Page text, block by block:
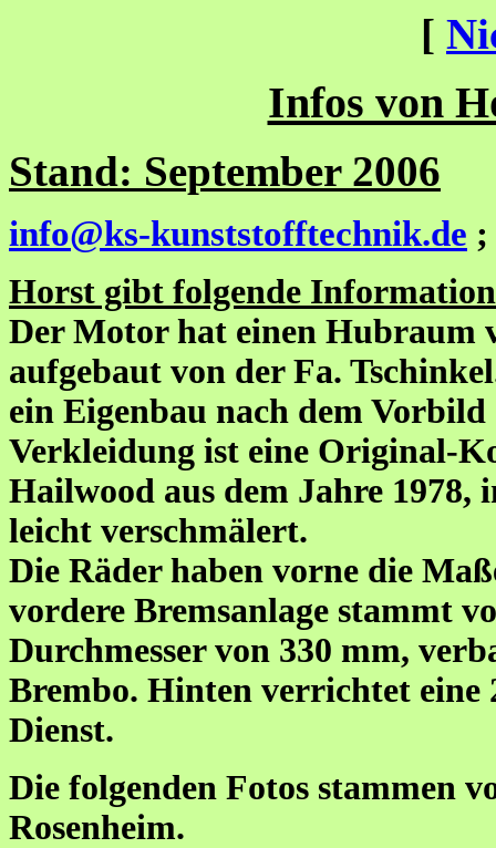
[
Infos von
Stand: September 2006
info@ks-kunststofftechnik.de ;
Horst gibt folgende
Der Motor hat einen Hubraum
aufgebaut von der Fa.
ein Eigenbau nach dem
Verkleidung ist eine Original-
Hailwood aus dem Jahre 1978,
leicht verschmälert.
Die Räder haben vorne die
vordere Bremsanlage stammt
Durchmesser von 330 mm,
Brembo. Hinten verrichtet eine
Dienst.
Die folgenden Fotos stammen
Rosenheim.